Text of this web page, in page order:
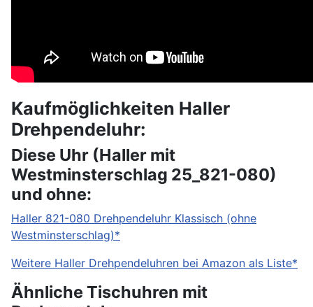
Kaufmöglichkeiten Haller
Drehpendeluhr:
Diese Uhr (Haller mit
Westminsterschlag 25_821-080)
und ohne:
Haller 821-080 Drehpendeluhr Klassisch (ohne
Westminsterschlag)*
Weitere Haller Drehpendeluhren bei Amazon als Liste*
Ähnliche Tischuhren mit